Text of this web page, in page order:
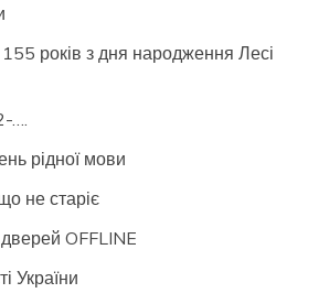
років з дня народження Лесі
рідної мови
не старіє
OFFLINE
України